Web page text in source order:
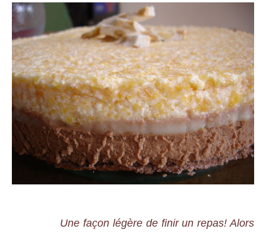
Une façon légère de finir un repas! Alors